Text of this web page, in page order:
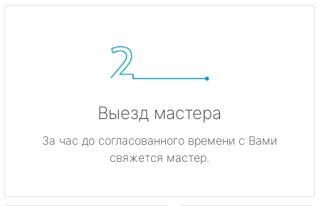
Выезд мастера
За час до согласованного времени с Вами
свяжется мастер.